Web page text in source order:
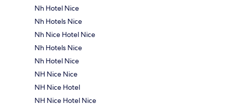
Nh Hotel Nice
Nh Hotels Nice
Nh Nice Hotel Nice
Nh Hotels Nice
Nh Hotel Nice
NH Nice Nice
NH Nice Hotel
NH Nice Hotel Nice